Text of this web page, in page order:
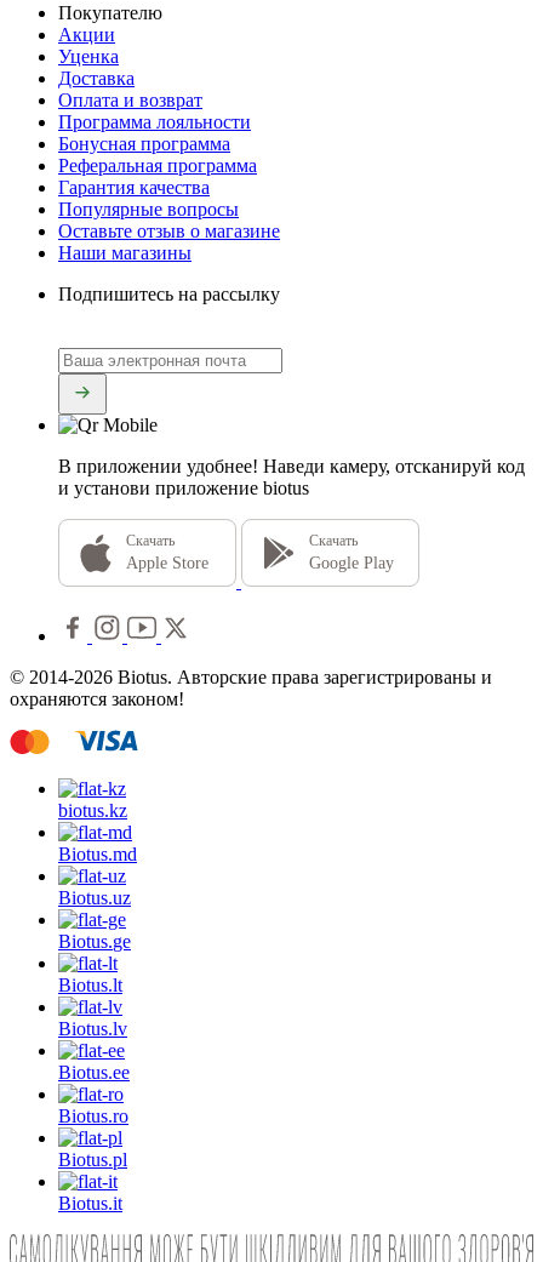
Покупателю
Акции
Уценка
Доставка
Оплата и возврат
Программа лояльности
Бонусная программа
Реферальная программа
Гарантия качества
Популярные вопросы
Оставьте отзыв о магазине
Наши магазины
Подпишитесь на рассылку
В приложении удобнее! Наведи камеру, отсканируй код
и установи приложение biotus
Скачать
Apple Store
Скачать
Google Play
© 2014-2026 Biotus. Авторские права зарегистрированы и
охраняются законом!
biotus.kz
Biotus.md
Biotus.uz
Biotus.ge
Biotus.lt
Biotus.lv
Biotus.ee
Biotus.ro
Biotus.pl
Biotus.it